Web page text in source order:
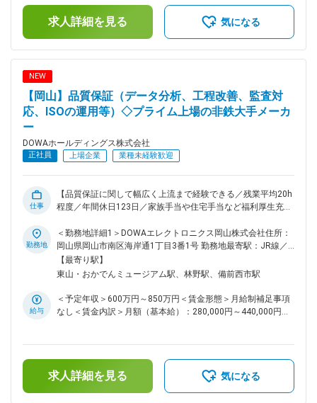
質、歩留まり、コストを考慮した製造プロセス最適化 ・研
究、製造、品質、営業など社内関連部門との調整、プロジェク
術開発・製造プロジェクトが中心です。 ■組織構成 若手にも
ロセスの提案にも取り組めます。 ■業務の魅力 需要拡大中の
最先端材料の増産を推進できる責任とやりがいがあり、投資・
建設・スケールアップなど多岐にわたる経験を積むことが可能
る環境が整っています。 ■就業環境 就業時間9:00～17:35、月
平均残業20時間程度。休暇や手当も充実しています。 ■想定さ
です。 ■配属先について DOWAホールディングス株式会社で
の採用にてDOWAエレクトロニクス岡山（株）への在籍出向と
DOWAグループの製造拠点企業となります。 変更の範囲：会
社の定める業務
る可能性があります。月給(月額)は固定手当を含めた表記で
す。
求人詳細を見る 気になる
NEW
【岡山】品質保証（データ分析、工程改善、監査対
応、ISOの運用等）◇プライム上場の非鉄大手メーカ
ー
DOWAホールディングス株式会社
正社員 上場企業 業種未経験歓迎
仕事
【品質保証に関して幅広く上流まで経験できる／残業平均20h
程度／年間休日123日／家族手当や住宅手当など福利厚生充実
質保証スタッフとして、製造・技術・営業など多部門と連携
し、製品の品質維持および継続的な改善活動を推進します。製
品検査や工程監査、品質データ分析を基盤に、不具合やクレー
ム発生時の調査・原因究明、再発防止策の立案・実行も担当。
等、品質保証業務全般に幅広く関わります。 ■業務詳細 ・製
品の検査や品質データ分析、工程監査の実施 ・不具合発生時
査基準書、手順書などの作成・改訂、文書管理 ・顧客からの
品質に関する問い合わせや監査対応（海外顧客含む） ・ISO等
の品質マネジメントシステム運用、内部・外部監査対応 ・新
たな仕組みやプロセスの提案と実現に向けた積極的な取り組み
勤務地
＜勤務地詳細1＞DOWAエレクトロニクス岡山株式会社住所：
岡山県岡山市南区海岸通1丁目3番1号 勤務地最寄駅：JR線／
岡山駅受動喫煙対策：屋内全面禁煙＜勤務地詳細2＞DOWAエ
フテック（株）住所：岡山県久米郡美咲町吉ヶ原1045 受動喫
ン（株）住所：岡山県岡山市南区築港栄町7 受動喫煙対策：屋
内全面禁煙変更の範囲：会社の定める事業所
【最寄り駅】
東山・おかでんミュージアム駅、林野駅、備前西市駅
給与
＜予定年収＞600万円～850万円＜賃金形態＞月給制補足事項
なし＜賃金内訳＞月額（基本給）：280,000円～440,000円＜
る可能性があります。月給(月額)は固定手当を含めた表記で
す。
求人詳細を見る 気になる